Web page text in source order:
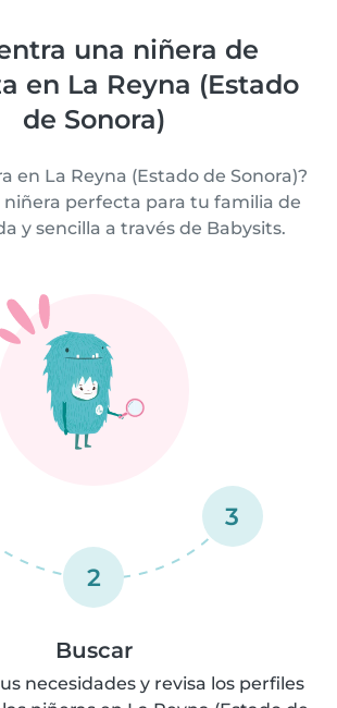
una niñera de
en La Reyna (Estado
de Sonora)
en La Reyna (Estado de Sonora)?
niñera perfecta para tu familia de
y sencilla a través de Babysits.
2
3
Buscar
necesidades y revisa los perfiles